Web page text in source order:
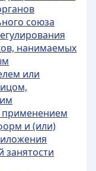
союза
нанимаемых
или
применением
и (или)
занятости